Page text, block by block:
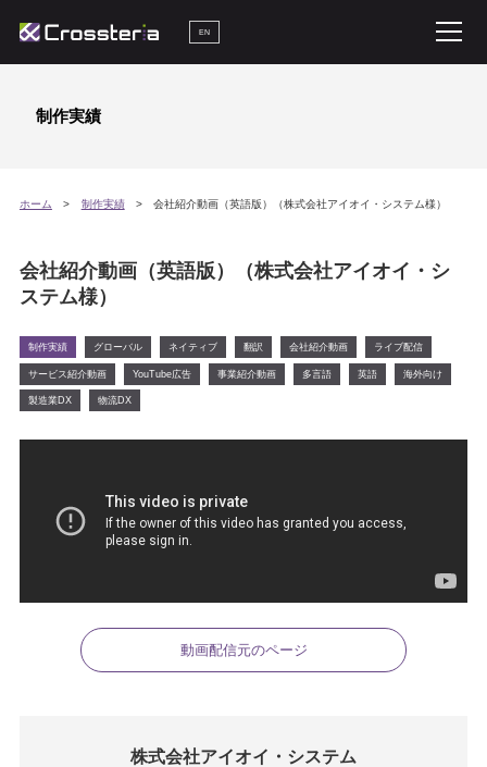
EN
制作実績
ホーム 制作実績 会社紹介動画（英語版）（株式会社アイオイ・システム様）
会社紹介動画（英語版）（株式会社アイオイ・シ
ステム様）
制作実績 グローバル ネイティブ 翻訳 会社紹介動画 ライブ配信
サービス紹介動画 YouTube広告 事業紹介動画 多言語 英語 海外向け
製造業DX 物流DX
動画配信元のページ
株式会社アイオイ・システム